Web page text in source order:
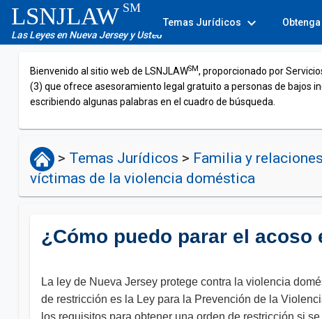
LSNJLAW SM
Las Leyes en Nueva Jersey y Usted
Temas Jurídicos expand_more
Bienvenido al sitio web de LSNJLAWSM, proporcionado por
(3) que ofrece asesoramiento legal gratuito a personas de bajos
escribiendo algunas palabras en el cuadro de búsqueda.
> Temas Jurídicos > Familia y relaciones
víctimas de la violencia doméstica
¿Cómo puedo parar el acoso
La ley de Nueva Jersey protege contra la violencia
de restricción es la Ley para la Prevención de la
los requisitos para obtener una orden de restricción si